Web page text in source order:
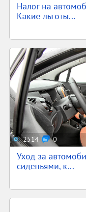
Налог на
Какие льготы...
2514 0
Уход за
сиденьями, к...